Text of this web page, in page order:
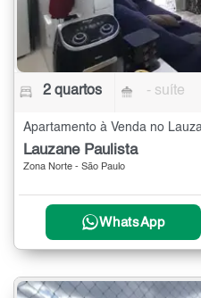
2 quartos - suíte
Lauzane Paulista
Zona Norte - São Paulo
WhatsApp